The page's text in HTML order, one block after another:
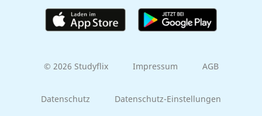
© 2026 Studyflix Impressum AGB
Datenschutz Datenschutz-Einstellungen